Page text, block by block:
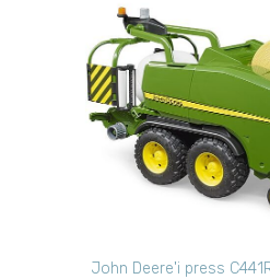
John Deere'i press